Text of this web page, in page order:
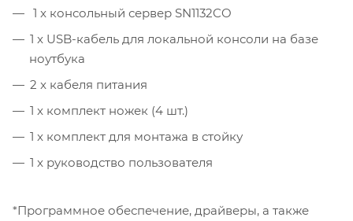
1 x консольный сервер SN1132CO
1 x USB-кабель для локальной консоли на базе
ноутбука
2 x кабеля питания
1 x комплект ножек (4 шт.)
1 x комплект для монтажа в стойку
1 x руководство пользователя
*Программное обеспечение, драйверы, а также